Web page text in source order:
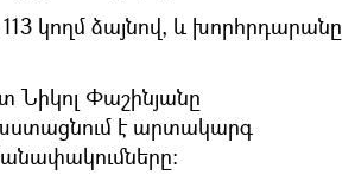
կողմ ձայնով, և խորհրդարանը
Նիկոլ Փաշինյանը
է արտակարգ